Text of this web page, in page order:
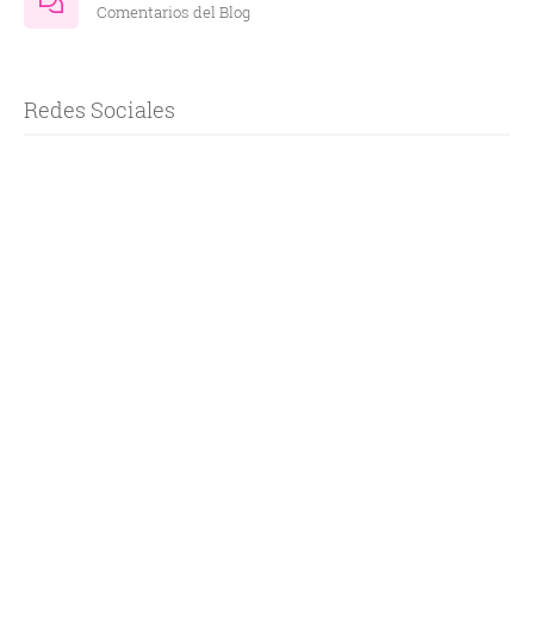
Comentarios del Blog
Redes Sociales